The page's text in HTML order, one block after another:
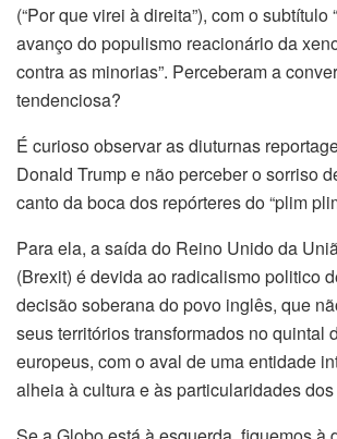
(“Por que virei à direita”), com o subtítulo
avanço do populismo reacionário da
contra as minorias”. Perceberam a
tendenciosa?
É curioso observar as diuturnas
Donald Trump e não perceber o sorriso
canto da boca dos repórteres do “plim
Para ela, a saída do Reino Unido da
(Brexit) é devida ao radicalismo politico
decisão soberana do povo inglês, que
seus territórios transformados no quintal
europeus, com o aval de uma entidade
alheia à cultura e às particularidades